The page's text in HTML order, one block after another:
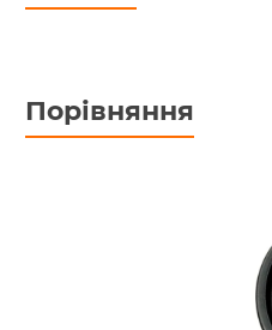
Порівняння